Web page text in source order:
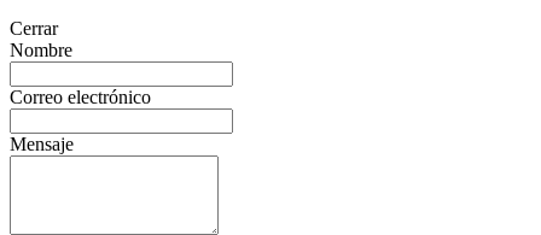
Cerrar
Nombre
Correo electrónico
Mensaje